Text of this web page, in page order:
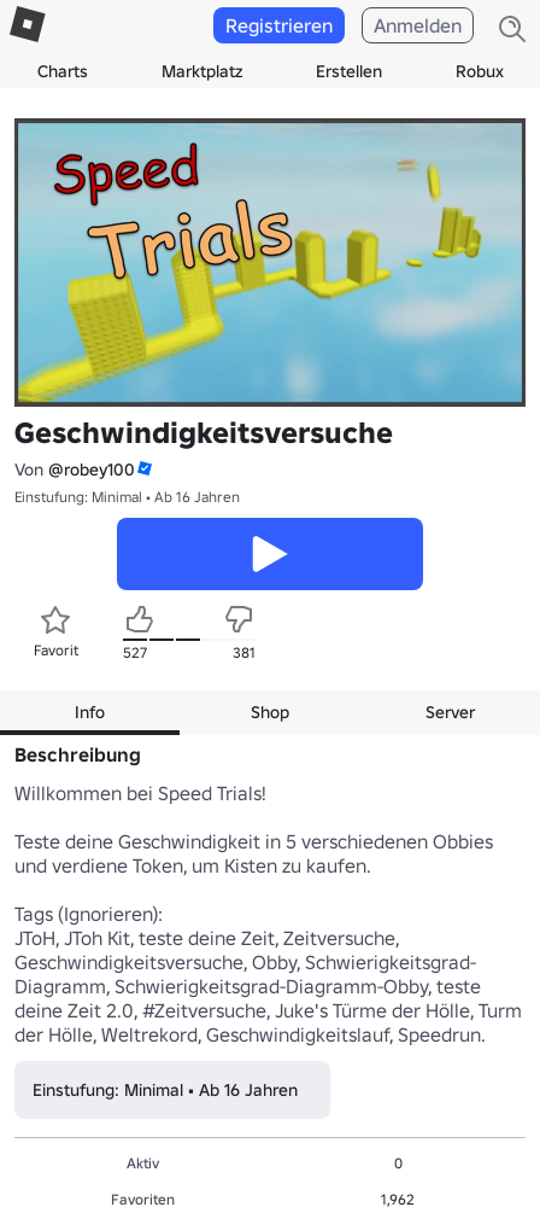
Charts Marktplatz Erstellen Robux
Registrieren Anmelden
Geschwindigkeitsversuche
Von @robey100
Einstufung: Minimal • Ab 16 Jahren
Favorit 527 381
Info Shop Server
Beschreibung
Willkommen bei Speed Trials!
Teste deine Geschwindigkeit in 5 verschiedenen Obbies
und verdiene Token, um Kisten zu kaufen.
Tags (Ignorieren):
JToH, JToh Kit, teste deine Zeit, Zeitversuche,
Geschwindigkeitsversuche, Obby, Schwierigkeitsgrad-
Diagramm, Schwierigkeitsgrad-Diagramm-Obby, teste
deine Zeit 2.0, #Zeitversuche, Juke's Türme der Hölle, Turm
der Hölle, Weltrekord, Geschwindigkeitslauf, Speedrun.
Einstufung: Minimal • Ab 16 Jahren
Aktiv
0
Favoriten
1,962